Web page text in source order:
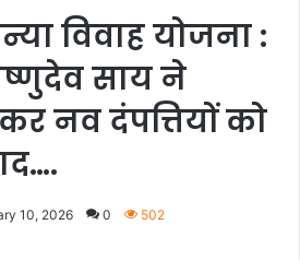
विवाह योजना :
साय ने
नव दंपत्तियों को
10, 2026 0 502